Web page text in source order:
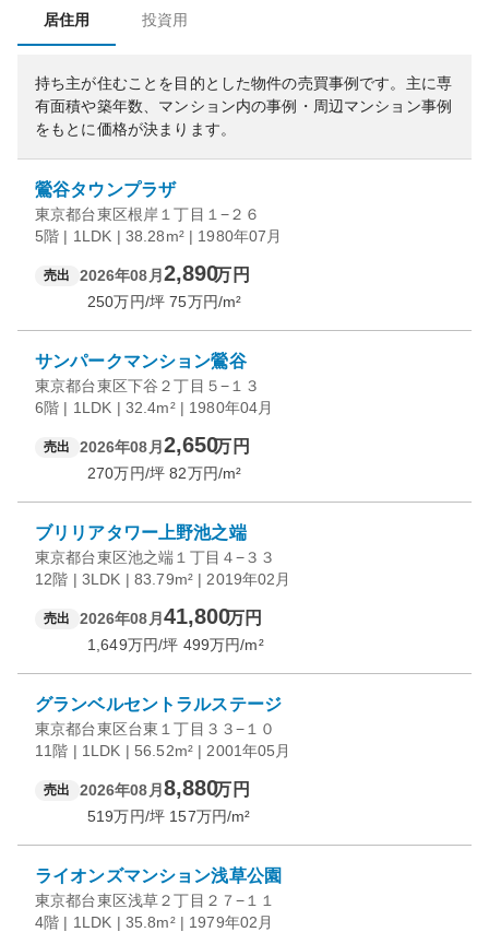
居住用 投資用
持ち主が住むことを目的とした物件の売買事例です。 主に専
有面積や築年数、マンション内の事例・周辺マンション事例
をもとに価格が決まります。
鶯谷タウンプラザ
東京都台東区根岸１丁目１−２６
5階 | 1LDK | 38.28m² | 1980年07月
売出 2026年08月 2,890万円
250万円/坪 75万円/m²
サンパークマンション鶯谷
東京都台東区下谷２丁目５−１３
6階 | 1LDK | 32.4m² | 1980年04月
売出 2026年08月 2,650万円
270万円/坪 82万円/m²
ブリリアタワー上野池之端
東京都台東区池之端１丁目４−３３
12階 | 3LDK | 83.79m² | 2019年02月
売出 2026年08月 41,800万円
1,649万円/坪 499万円/m²
グランベルセントラルステージ
東京都台東区台東１丁目３３−１０
11階 | 1LDK | 56.52m² | 2001年05月
売出 2026年08月 8,880万円
519万円/坪 157万円/m²
ライオンズマンション浅草公園
東京都台東区浅草２丁目２７−１１
4階 | 1LDK | 35.8m² | 1979年02月